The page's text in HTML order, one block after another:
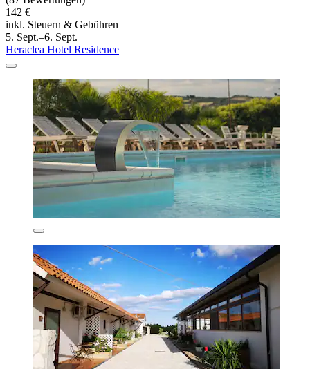
142 €
inkl. Steuern & Gebühren
5. Sept.–6. Sept.
Heraclea Hotel Residence